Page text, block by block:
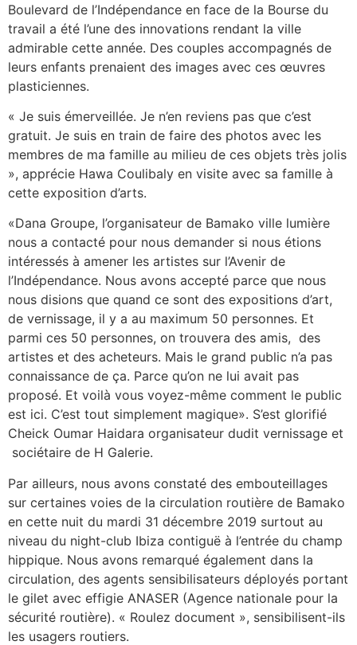
Boulevard de l’Indépendance en face de la Bourse du
travail a été l’une des innovations rendant la ville
admirable cette année. Des couples accompagnés de
leurs enfants prenaient des images avec ces œuvres
plasticiennes.
« Je suis émerveillée. Je n’en reviens pas que c’est
gratuit. Je suis en train de faire des photos avec les
membres de ma famille au milieu de ces objets très jolis
», apprécie Hawa Coulibaly en visite avec sa famille à
cette exposition d’arts.
«Dana Groupe, l’organisateur de Bamako ville lumière
nous a contacté pour nous demander si nous étions
intéressés à amener les artistes sur l’Avenir de
l’Indépendance. Nous avons accepté parce que nous
nous disions que quand ce sont des expositions d’art,
de vernissage, il y a au maximum 50 personnes. Et
parmi ces 50 personnes, on trouvera des amis, des
artistes et des acheteurs. Mais le grand public n’a pas
connaissance de ça. Parce qu’on ne lui avait pas
proposé. Et voilà vous voyez-même comment le public
est ici. C’est tout simplement magique». S’est glorifié
Cheick Oumar Haidara organisateur dudit vernissage et
sociétaire de H Galerie.
Par ailleurs, nous avons constaté des embouteillages
sur certaines voies de la circulation routière de Bamako
en cette nuit du mardi 31 décembre 2019 surtout au
niveau du night-club Ibiza contiguë à l’entrée du champ
hippique. Nous avons remarqué également dans la
circulation, des agents sensibilisateurs déployés portant
le gilet avec effigie ANASER (Agence nationale pour la
sécurité routière). « Roulez document », sensibilisent-ils
les usagers routiers.